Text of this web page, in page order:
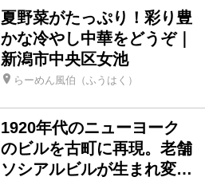
夏野菜がたっぷり！彩り豊
かな冷やし中華をどうぞ｜
新潟市中央区女池
らーめん風伯（ふうはく）
1920年代のニューヨーク
のビルを古町に再現。老舗
ソシアルビルが生まれ変…